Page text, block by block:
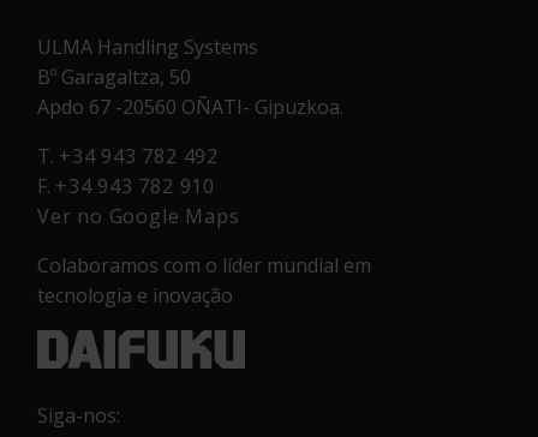
ULMA Handling Systems
Bº Garagaltza, 50
Apdo 67 -20560 OÑATI- Gipuzkoa.
T. +34 943 782 492
F. +34 943 782 910
Ver no Google Maps
Colaboramos com o líder mundial em
tecnologia e inovação
Siga-nos: